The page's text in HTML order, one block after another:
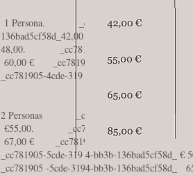
1 Persona. _cc781905-5cde-3194 -
136bad5cf58d_42,00 € _cc781905-5cde -
48,00. _cc781905-5cde-3194 -bb3b-
60,00 € _cc781905-5cde -3194-bb3b-
_cc781905-4cde-319 -bb3b-136bad5cf58d_
2 Personas _cc781905-5cde -3194-bb3b-
€55,00. _cc781905-5cde-3194 -bb3b-
67,00 € _cc781905-5cde -3194-bb3b-
_cc781905-5cde-319 4-bb3b-
_cc781905 -5cde-3194-bb3b-136bad5cf58d_